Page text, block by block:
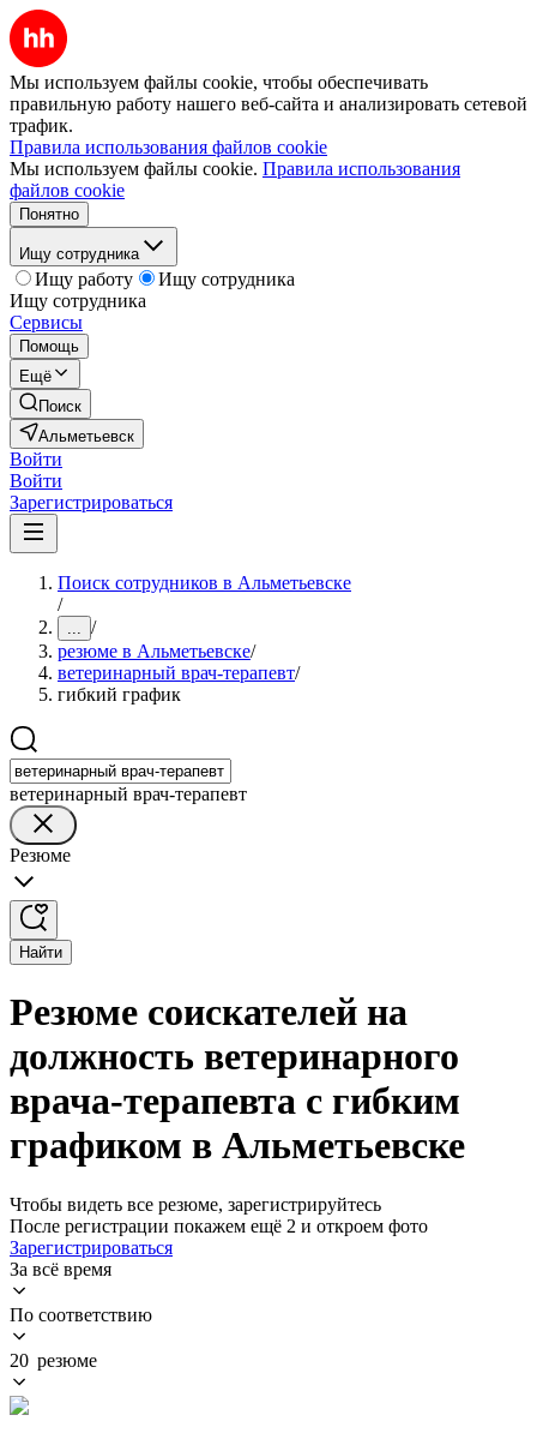
Мы используем файлы cookie, чтобы обеспечивать
правильную работу нашего веб-сайта и анализировать сетевой
трафик.
Правила использования файлов cookie
Мы используем файлы cookie. Правила использования
файлов cookie
Понятно
Ищу сотрудника
Ищу работу
Ищу сотрудника
Ищу сотрудника
Сервисы
Помощь
Ещё
Поиск
Альметьевск
Войти
Войти
Зарегистрироваться
Поиск сотрудников в Альметьевске
/
... /
резюме в Альметьевске/
ветеринарный врач-терапевт/
гибкий график
ветеринарный врач-терапевт
Резюме
Найти
Резюме соискателей на
должность ветеринарного
врача-терапевта с гибким
графиком в Альметьевске
Чтобы видеть все резюме, зарегистрируйтесь
После регистрации покажем ещё 2 и откроем фото
Зарегистрироваться
За всё время
По соответствию
20 резюме